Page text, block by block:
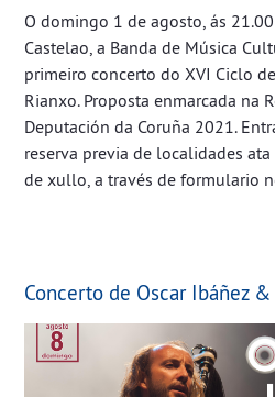
O domingo 1 de agosto, ás
Castelao, a Banda de Música
primeiro concerto do XVI Ciclo
Rianxo. Proposta enmarcada na
Deputación da Coruña 2021.
reserva previa de localidades
de xullo, a través de formulario
Concerto de Oscar Ibáñez